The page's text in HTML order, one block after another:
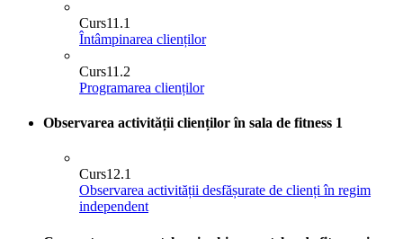
Curs11.1
Întâmpinarea clienților
Curs11.2
Programarea clienților
Observarea activității clienților în sala de fitness 1
Curs12.1
Observarea activității desfășurate de clienți în regim
independent